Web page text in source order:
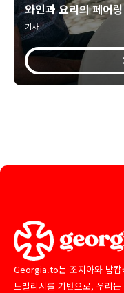
와인과 요리의 페어링
기사
Georgia.to는 조지아와 남캅
트빌리시를 기반으로, 우리